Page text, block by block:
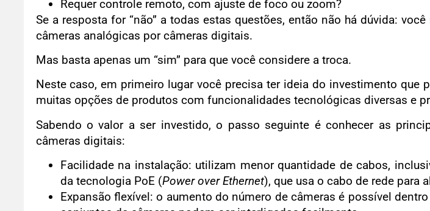
Requer controle remoto, com ajuste de foco ou zoom?
Se a resposta for “não” a todas estas questões, então não há dúvida:
câmeras analógicas por câmeras digitais.
Mas basta apenas um “sim” para que você considere a troca.
Neste caso, em primeiro lugar você precisa ter ideia do investimento que
muitas opções de produtos com funcionalidades tecnológicas diversas e
Sabendo o valor a ser investido, o passo seguinte é conhecer as
câmeras digitais:
Facilidade na instalação: utilizam menor quantidade de cabos,
da tecnologia PoE (Power over Ethernet), que usa o cabo de rede para
Expansão flexível: o aumento do número de câmeras é possível